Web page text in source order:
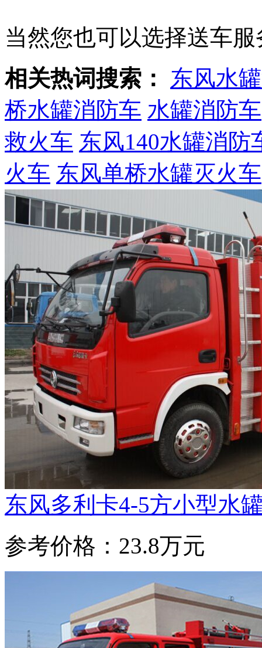
当然您也可以选择送车服
相关热词搜索：
东风水
桥水罐消防车 水罐消防车
救火车 东风140水罐消防
火车 东风单桥水罐灭火车
东风多利卡4-5方小型水
参考价格：23.8万元